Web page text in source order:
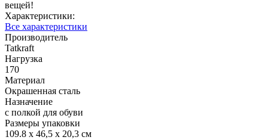
вещей!
Характеристики:
Все характеристики
Производитель
Tatkraft
Нагрузка
170
Материал
Окрашенная сталь
Назначение
с полкой для обуви
Размеры упаковки
109.8 х 46,5 х 20,3 см